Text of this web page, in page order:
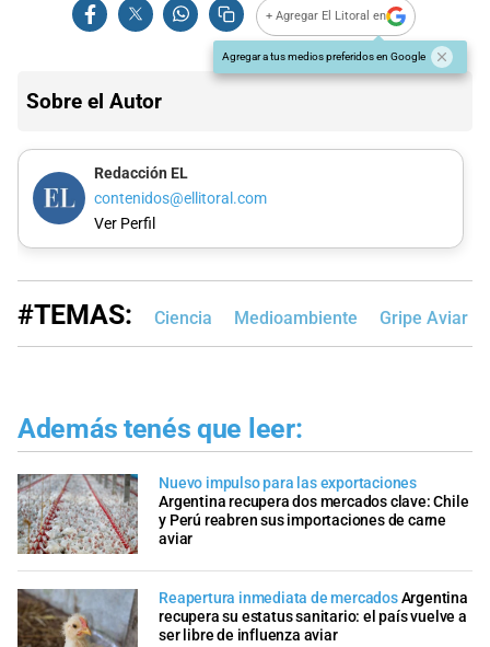
+ Agregar El Litoral en
Agregar a tus medios preferidos en Google
Sobre el Autor
Redacción EL
contenidos@ellitoral.com
Ver Perfil
#TEMAS: Ciencia Medioambiente Gripe Aviar
Además tenés que leer:
Nuevo impulso para las exportaciones
Argentina recupera dos mercados clave: Chile
y Perú reabren sus importaciones de carne
aviar
Reapertura inmediata de mercadosArgentina
recupera su estatus sanitario: el país vuelve a
ser libre de influenza aviar